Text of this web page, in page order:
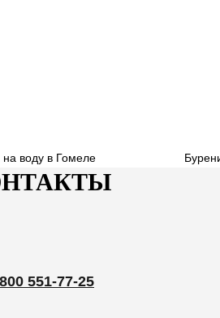
воду в Гомеле
551-77-25